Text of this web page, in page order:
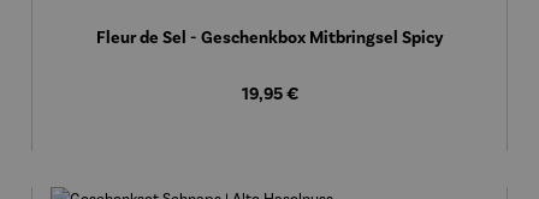
Fleur de Sel - Geschenkbox Mitbringsel Spicy
Regulärer Preis:
19,95 €